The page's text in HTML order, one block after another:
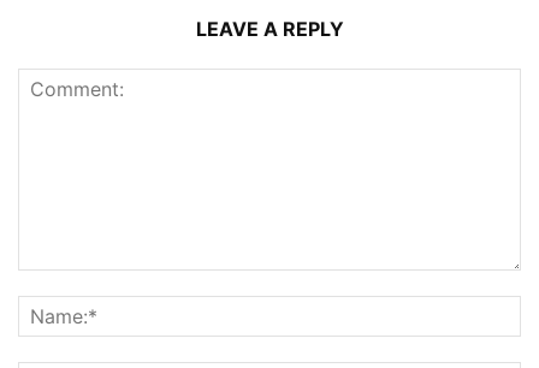
LEAVE A REPLY